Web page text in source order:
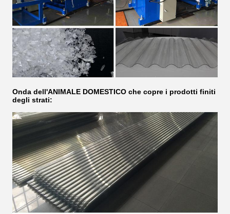
Onda dell'ANIMALE DOMESTICO che copre i prodotti finiti
degli strati: